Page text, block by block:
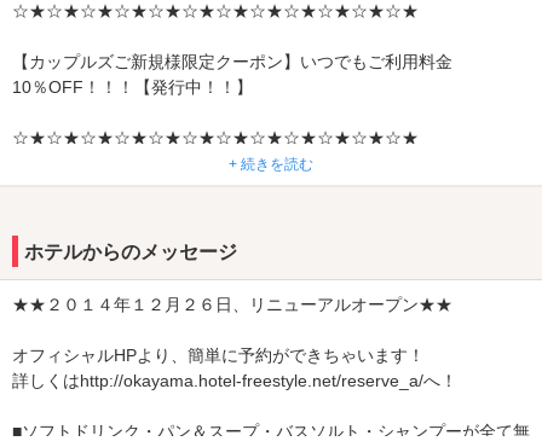
☆★☆★☆★☆★☆★☆★☆★☆★☆★☆★☆★☆★
【カップルズご新規様限定クーポン】いつでもご利用料金
10％OFF！！！【発行中！！】
☆★☆★☆★☆★☆★☆★☆★☆★☆★☆★☆★☆★
2014年12月26日
露天風呂・ジャグジー・サウナやキッチン付の客室が新たに登場し
ました！！大変お待たせいたしました！2014年12月26日、完全リニ
たに露天風呂やジャグジー・サウナやキッチン付きの客室がお目見
しました！海外の高級リゾートホテルを思わせる、ラグジュアリー
空間が広がるFree Style岡山を是非ご利用ください。
+ 続きを読む
ホテルからのメッセージ
★★２０１４年１２月２６日、リニューアルオープン★★
オフィシャルHPより、簡単に予約ができちゃいます！
詳しくはhttp://okayama.hotel-freestyle.net/reserve_a/へ！
■ソフトドリンク・パン＆スープ・バスソルト・シャンプーが全て無